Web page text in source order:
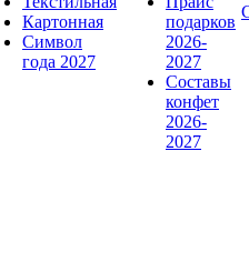
Картонная
Символ
года 2027
подарков
2026-
2027
Составы
конфет
2026-
2027